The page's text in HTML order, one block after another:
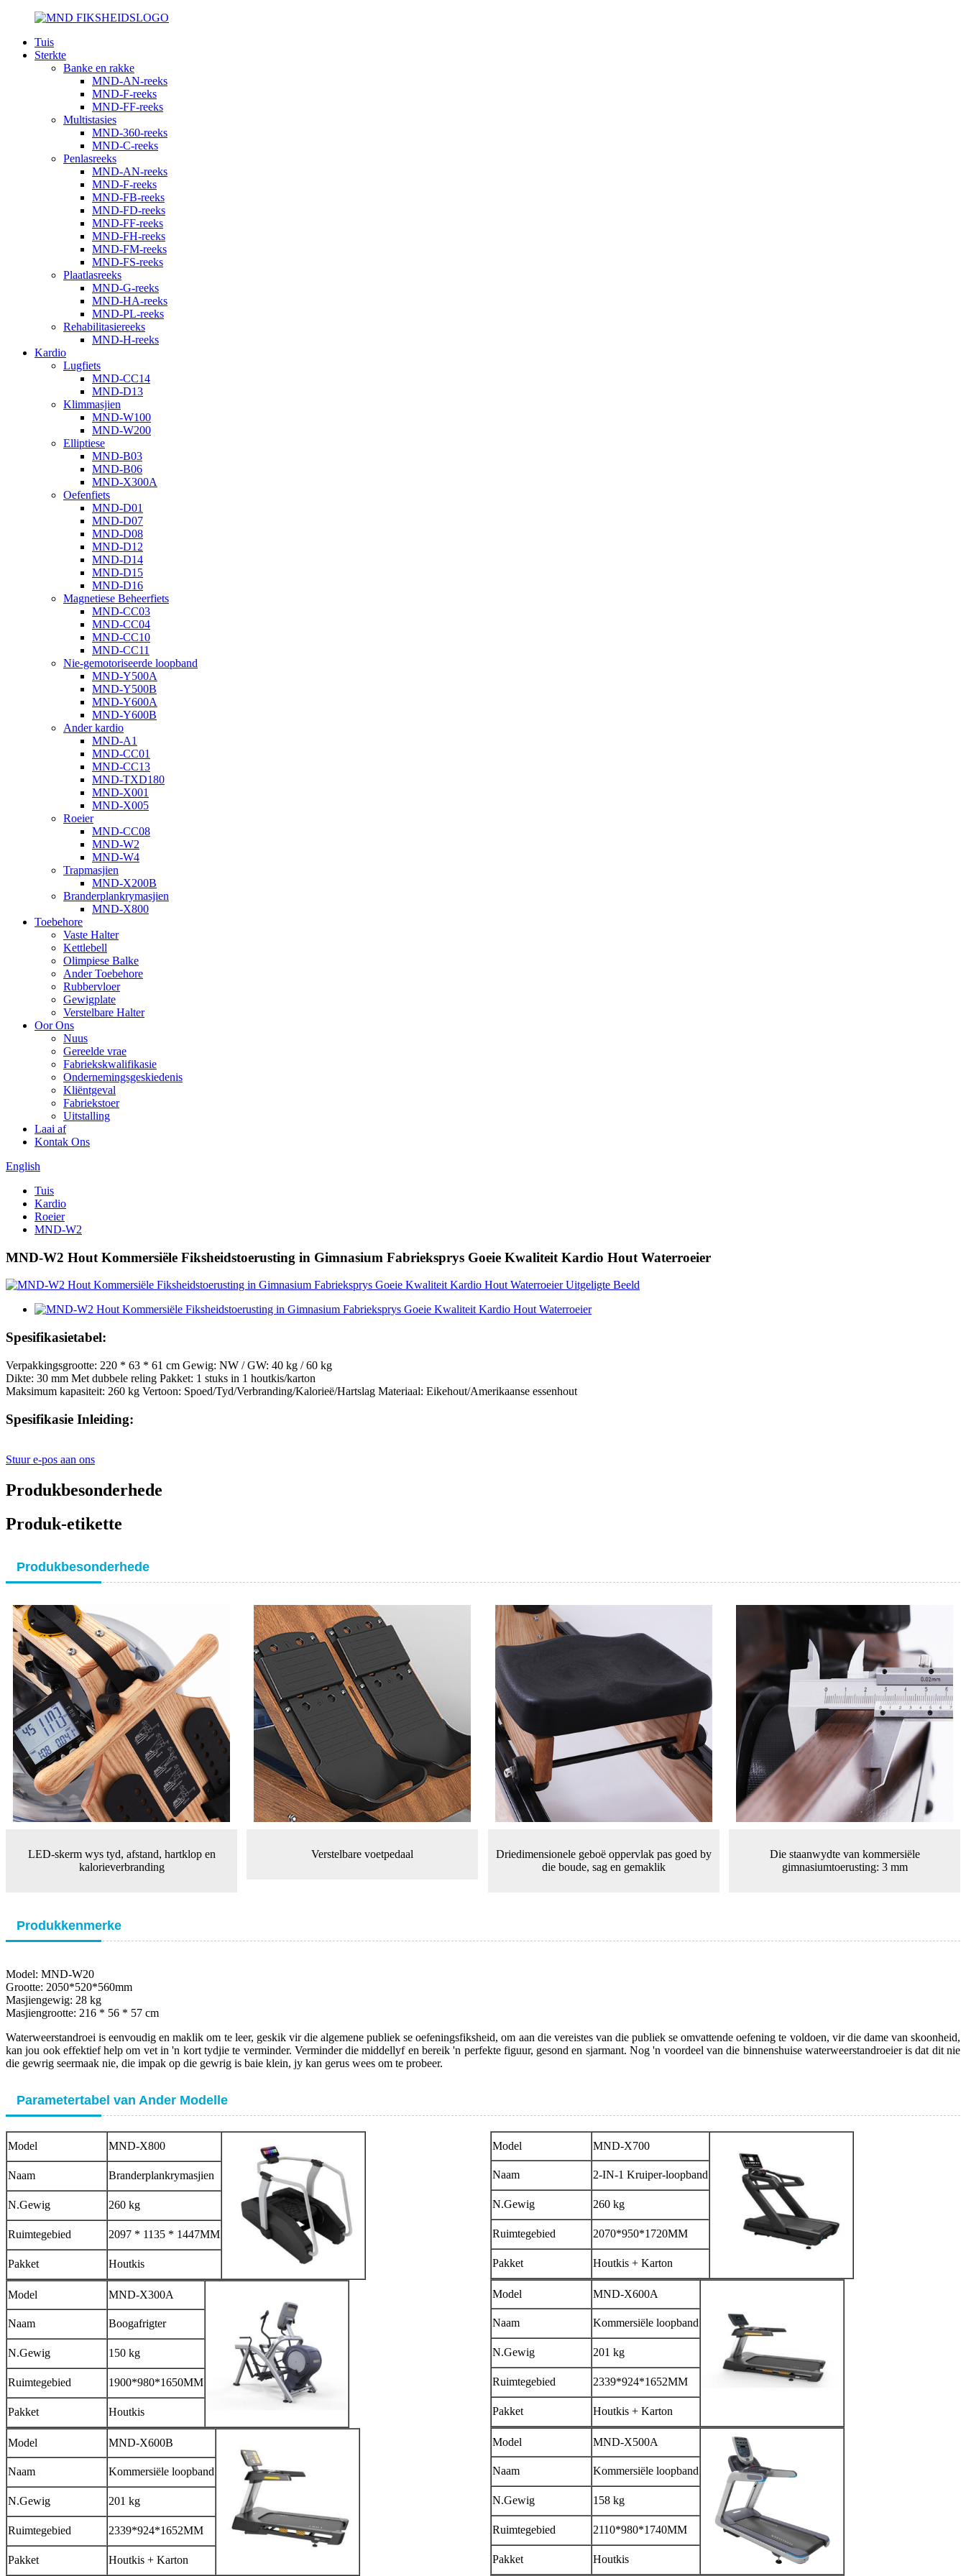
Tuis
Sterkte
Banke en rakke
MND-AN-reeks
MND-F-reeks
MND-FF-reeks
Multistasies
MND-360-reeks
MND-C-reeks
Penlasreeks
MND-AN-reeks
MND-F-reeks
MND-FB-reeks
MND-FD-reeks
MND-FF-reeks
MND-FH-reeks
MND-FM-reeks
MND-FS-reeks
Plaatlasreeks
MND-G-reeks
MND-HA-reeks
MND-PL-reeks
Rehabilitasiereeks
MND-H-reeks
Kardio
Lugfiets
MND-CC14
MND-D13
Klimmasjien
MND-W100
MND-W200
Elliptiese
MND-B03
MND-B06
MND-X300A
Oefenfiets
MND-D01
MND-D07
MND-D08
MND-D12
MND-D14
MND-D15
MND-D16
Magnetiese Beheerfiets
MND-CC03
MND-CC04
MND-CC10
MND-CC11
Nie-gemotoriseerde loopband
MND-Y500A
MND-Y500B
MND-Y600A
MND-Y600B
Ander kardio
MND-A1
MND-CC01
MND-CC13
MND-TXD180
MND-X001
MND-X005
Roeier
MND-CC08
MND-W2
MND-W4
Trapmasjien
MND-X200B
Branderplankrymasjien
MND-X800
Toebehore
Vaste Halter
Kettlebell
Olimpiese Balke
Ander Toebehore
Rubbervloer
Gewigplate
Verstelbare Halter
Oor Ons
Nuus
Gereelde vrae
Fabriekskwalifikasie
Ondernemingsgeskiedenis
Kliëntgeval
Fabriekstoer
Uitstalling
Laai af
Kontak Ons
English
Tuis
Kardio
Roeier
MND-W2
MND-W2 Hout Kommersiële Fiksheidstoerusting in Gimnasium Fabrieksprys Goeie Kwaliteit Kardio Hout Waterroeier
Spesifikasietabel:
Verpakkingsgrootte: 220 * 63 * 61 cm Gewig: NW / GW: 40 kg / 60 kg
Dikte: 30 mm Met dubbele reling Pakket: 1 stuks in 1 houtkis/karton
Maksimum kapasiteit: 260 kg Vertoon: Spoed/Tyd/Verbranding/Kalorieë/Hartslag Materiaal: Eikehout/Amerikaanse essenhout
Spesifikasie Inleiding:
Stuur e-pos aan ons
Produkbesonderhede
Produk-etikette
Produkbesonderhede
LED-skerm wys tyd, afstand, hartklop en
kalorieverbranding
Verstelbare voetpedaal
Driedimensionele geboë oppervlak pas goed by
die boude, sag en gemaklik
Die staanwydte van kommersiële
gimnasiumtoerusting: 3 mm
Produkkenmerke
Model: MND-W20
Grootte: 2050*520*560mm
Masjiengewig: 28 kg
Masjiengrootte: 216 * 56 * 57 cm
Waterweerstandroei is eenvoudig en maklik om te leer, geskik vir die algemene publiek se oefeningsfiksheid, om aan die vereistes van die publiek se omvattende oefening te voldoen, vir die dame van skoonheid,
kan jou ook effektief help om vet in 'n kort tydjie te verminder. Verminder die middellyf en bereik 'n perfekte figuur, gesond en sjarmant. Nog 'n voordeel van die binnenshuise waterweerstandroeier is dat dit nie
die gewrig seermaak nie, die impak op die gewrig is baie klein, jy kan gerus wees om te probeer.
Parametertabel van Ander Modelle
Model MND-X800
Naam Branderplankrymasjien
N.Gewig 260 kg
Ruimtegebied 2097 * 1135 * 1447MM
Pakket Houtkis
Model MND-X300A
Naam Boogafrigter
N.Gewig 150 kg
Ruimtegebied 1900*980*1650MM
Pakket Houtkis
Model MND-X600B
Naam Kommersiële loopband
N.Gewig 201 kg
Ruimtegebied 2339*924*1652MM
Pakket Houtkis + Karton
Model MND-X700
Naam 2-IN-1 Kruiper-loopband
N.Gewig 260 kg
Ruimtegebied 2070*950*1720MM
Pakket Houtkis + Karton
Model MND-X600A
Naam Kommersiële loopband
N.Gewig 201 kg
Ruimtegebied 2339*924*1652MM
Pakket Houtkis + Karton
Model MND-X500A
Naam Kommersiële loopband
N.Gewig 158 kg
Ruimtegebied 2110*980*1740MM
Pakket Houtkis